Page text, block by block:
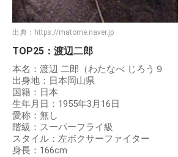
出典： https://matome.naver.jp
TOP25：渡辺二郎
本名：渡辺 二郎（わたなべ じろう９
出身地：日本岡山県
国籍：日本
生年月日：1955年3月16日
愛称：無し
階級：スーパーフライ級
スタイル：左ボクサーファイター
身長：166cm